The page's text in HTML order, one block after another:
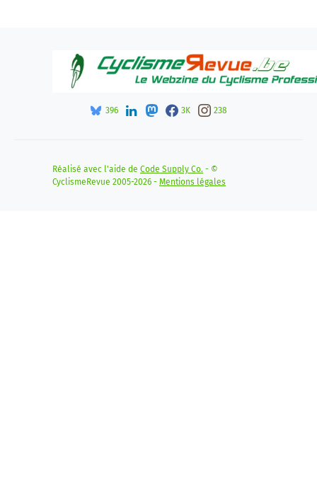
396 3K 238
Réalisé avec l'aide de Code Supply Co. - ©
CyclismeRevue 2005-2026 - Mentions légales